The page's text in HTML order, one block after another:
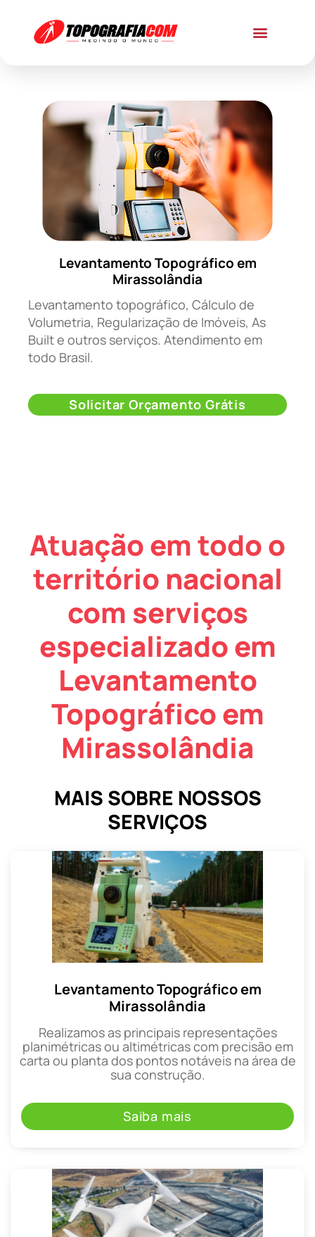
Levantamento Topográfico em
Mirassolândia
Levantamento topográfico, Cálculo de
Volumetria, Regularização de Imóveis, As
Built e outros serviços. Atendimento em
todo Brasil.
Solicitar Orçamento Grátis
Atuação em todo o
território nacional
com serviços
especializado em
Levantamento
Topográfico em
Mirassolândia
MAIS SOBRE NOSSOS
SERVIÇOS
Levantamento Topográfico em
Mirassolândia
Realizamos as principais representações
planimétricas ou altimétricas com precisão em
carta ou planta dos pontos notáveis na área de
sua construção.
Saiba mais